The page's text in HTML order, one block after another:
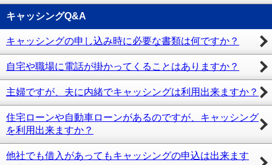
キャッシングQ&A
キャッシングの申し込み時に必要な書類は何ですか？
自宅や職場に電話が掛かってくることはありますか？
主婦ですが、夫に内緒でキャッシングは利用出来ますか？
住宅ローンや自動車ローンがあるのですが、キャッシング
を利用出来ますか？
他社でも借入があってもキャッシングの申込は出来ます